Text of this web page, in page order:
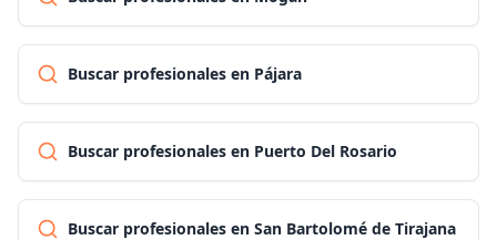
Buscar profesionales en Pájara
Buscar profesionales en Puerto Del Rosario
Buscar profesionales en San Bartolomé de Tirajana